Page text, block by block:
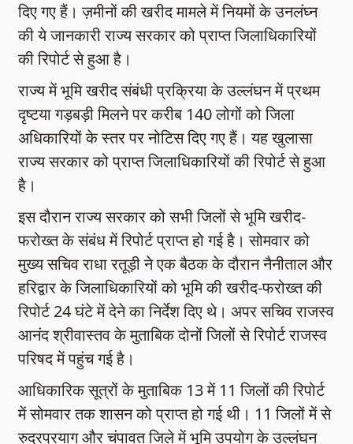
दिए गए हैं। ज़मीनों की खरीद मामले में नियमों के उनलंघ्न
की ये जानकारी राज्य सरकार को प्राप्त जिलाधिकारियों
की रिपोर्ट से हुआ है।
राज्य में भूमि खरीद संबंधी प्रक्रिया के उल्लंघन में प्रथम
दृष्टया गड़बड़ी मिलने पर करीब 140 लोगों को जिला
अधिकारियों के स्तर पर नोटिस दिए गए हैं। यह खुलासा
राज्य सरकार को प्राप्त जिलाधिकारियों की रिपोर्ट से हुआ
है।
इस दौरान राज्य सरकार को सभी जिलों से भूमि खरीद-
फरोख्त के संबंध में रिपोर्ट प्राप्त हो गई है। सोमवार को
मुख्य सचिव राधा रतूड़ी ने एक बैठक के दौरान नैनीताल और
हरिद्वार के जिलाधिकारियों को भूमि की खरीद-फरोख्त की
रिपोर्ट 24 घंटे में देने का निर्देश दिए थे। अपर सचिव राजस्व
आनंद श्रीवास्तव के मुताबिक दोनों जिलों से रिपोर्ट राजस्व
परिषद में पहुंच गई है।
आधिकारिक सूत्रों के मुताबिक 13 में 11 जिलों की रिपोर्ट
में सोमवार तक शासन को प्राप्त हो गई थी। 11 जिलों में से
रुद्रप्रयाग और चंपावत जिले में भूमि उपयोग के उल्लंघन